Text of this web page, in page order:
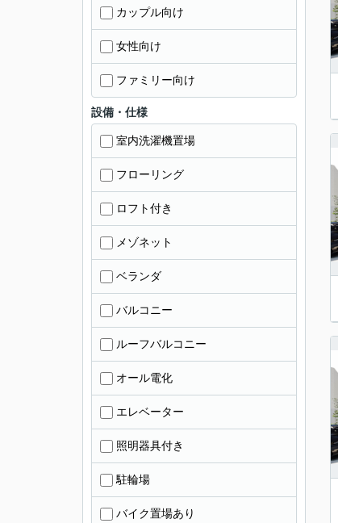
カップル向け
女性向け
ファミリー向け
設備・仕様
室内洗濯機置場
フローリング
ロフト付き
メゾネット
ベランダ
バルコニー
ルーフバルコニー
オール電化
エレベーター
照明器具付き
駐輪場
バイク置場あり